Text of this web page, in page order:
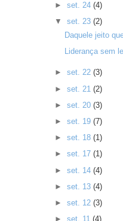
► set. 24 (4)
▼ set. 23 (2)
Daquele jeito
Liderança sem
► set. 22 (3)
► set. 21 (2)
► set. 20 (3)
► set. 19 (7)
► set. 18 (1)
► set. 17 (1)
► set. 14 (4)
► set. 13 (4)
► set. 12 (3)
► set. 11 (4)